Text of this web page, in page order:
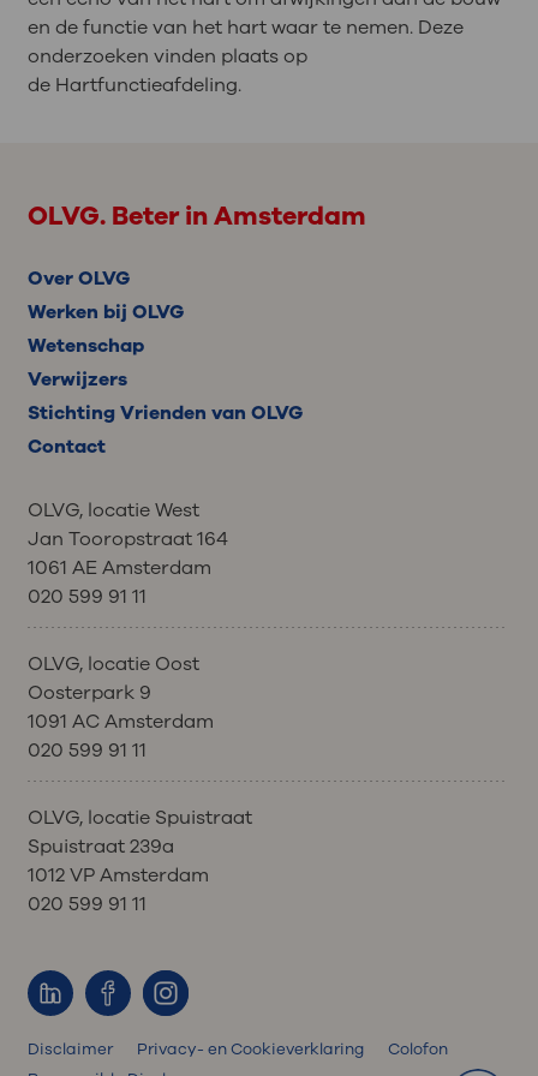
en de functie van het hart waar te nemen. Deze
onderzoeken vinden plaats op
de Hartfunctieafdeling.
OLVG. Beter in Amsterdam
Over OLVG
Werken bij OLVG
Wetenschap
Verwijzers
Stichting Vrienden van OLVG
Contact
OLVG, locatie West
Jan Tooropstraat 164
1061 AE Amsterdam
020 599 91 11
OLVG, locatie Oost
Oosterpark 9
1091 AC Amsterdam
020 599 91 11
OLVG, locatie Spuistraat
Spuistraat 239a
1012 VP Amsterdam
020 599 91 11
Disclaimer Privacy- en Cookieverklaring
Colofon